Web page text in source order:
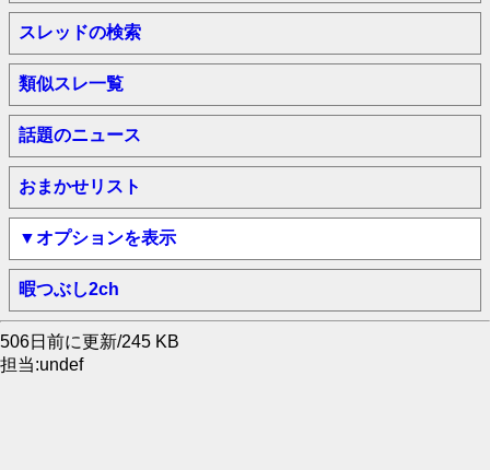
スレッドの検索
類似スレ一覧
話題のニュース
おまかせリスト
▼オプションを表示
暇つぶし2ch
506日前に更新/245 KB
担当:undef